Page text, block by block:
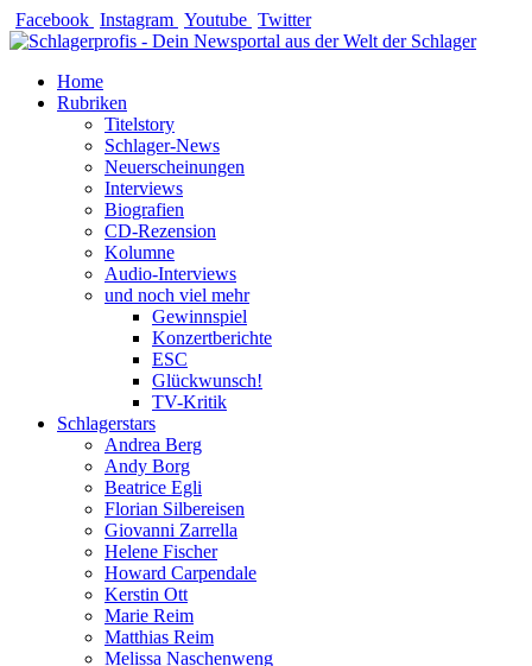
Zum
Inhalt
Facebook Instagram Youtube Twitter
Home
Rubriken
Titelstory
Schlager-News
Neuerscheinungen
Interviews
Biografien
CD-Rezension
Kolumne
Audio-Interviews
und noch viel mehr
Gewinnspiel
Konzertberichte
ESC
Glückwunsch!
TV-Kritik
Schlagerstars
Andrea Berg
Andy Borg
Beatrice Egli
Florian Silbereisen
Giovanni Zarrella
Helene Fischer
Howard Carpendale
Kerstin Ott
Marie Reim
Matthias Reim
Melissa Naschenweng